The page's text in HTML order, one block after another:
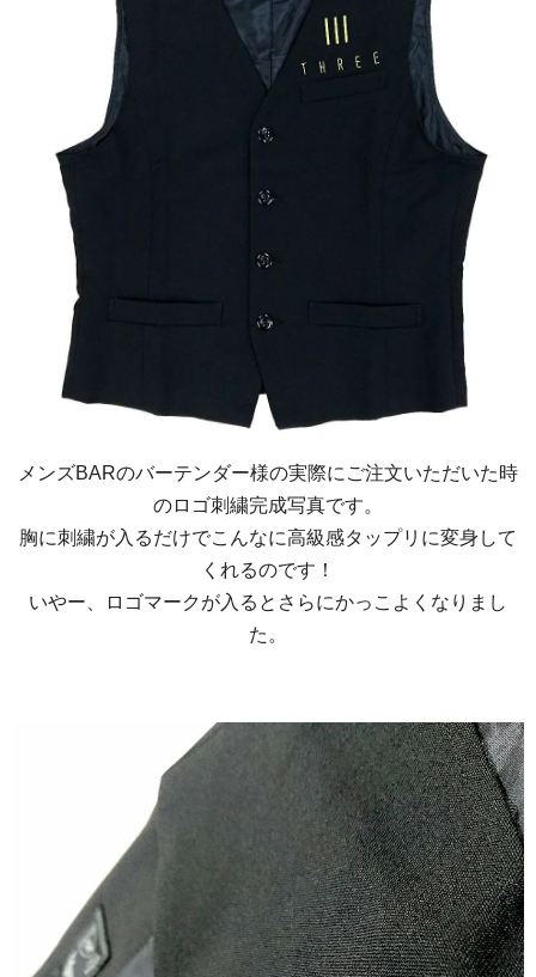
メンズBARのバーテンダー様の実際にご注文いただいた時
のロゴ刺繍完成写真です。
胸に刺繍が入るだけでこんなに高級感タップリに変身して
くれるのです！
いやー、ロゴマークが入るとさらにかっこよくなりまし
た。